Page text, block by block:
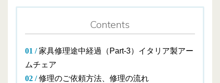
Contents
家具修理途中経過（Part-3）イタリア製アー
ムチェア
修理のご依頼方法、修理の流れ